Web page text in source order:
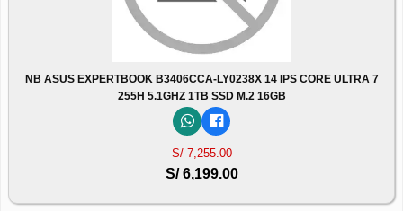
NB ASUS EXPERTBOOK B3406CCA-LY0238X 14 IPS CORE ULTRA 7
255H 5.1GHZ 1TB SSD M.2 16GB
S/ 7,255.00
S/ 6,199.00